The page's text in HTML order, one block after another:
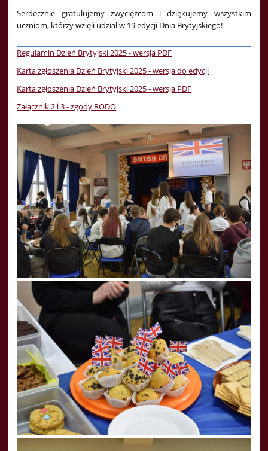
Serdecznie gratulujemy zwycięzcom i dziękujemy wszystkim
uczniom, którzy wzięli udział w 19 edycji Dnia Brytyjskiego!
Regulamin Dzień Brytyjski 2025 - wersja PDF
Karta zgłoszenia Dzień Brytyjski 2025 - wersja do edycji
Karta zgłoszenia Dzień Brytyjski 2025 - wersja PDF
Załącznik 2 i 3 - zgody RODO